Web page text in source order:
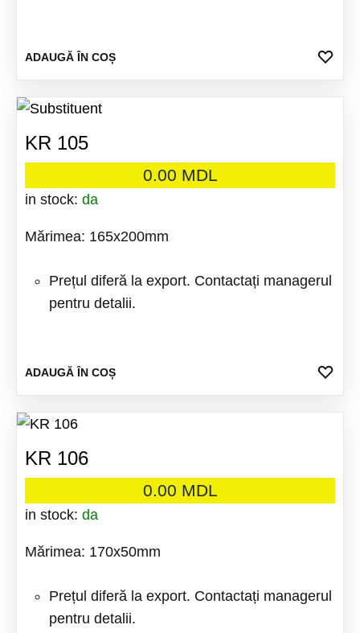
ADAUGĂ ÎN COȘ
KR 105
0.00 MDL
in stock: da
Mărimea: 165x200mm
Prețul diferă la export. Contactați managerul
pentru detalii.
ADAUGĂ ÎN COȘ
KR 106
0.00 MDL
in stock: da
Mărimea: 170x50mm
Prețul diferă la export. Contactați managerul
pentru detalii.